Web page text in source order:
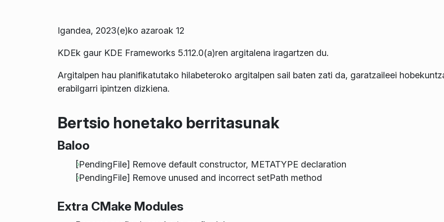
Igandea, 2023(e)ko azaroak 12
KDEk gaur KDE Frameworks 5.112.0(a)ren argitalena iragartzen du.
Argitalpen hau planifikatutako hilabeteroko argitalpen sail baten zati da, garatzaileei
erabilgarri ipintzen dizkiena.
Bertsio honetako berritasunak
Baloo
[PendingFile] Remove default constructor, METATYPE declaration
[PendingFile] Remove unused and incorrect setPath method
Extra CMake Modules